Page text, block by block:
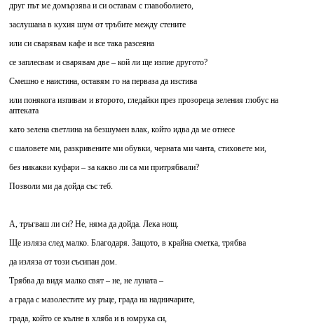
друг път ме домързява и си оставам с главоболието,
заслушана в кухия шум от тръбите между стените
или си сварявам кафе и все така разсеяна
се заплесвам и сварявам две – кой ли ще изпие другото?
Смешно е наистина, оставям го на перваза да изстива
или понякога изпивам и второто, гледайки през прозореца зеления глобус на
аптеката
като зелена светлина на безшумен влак, който идва да ме отнесе
с шаловете ми, разкривените ми обувки, черната ми чанта, стиховете ми,
без никакви куфари – за какво ли са ми притрябвали?
Позволи ми да дойда със теб.
А, тръгваш ли си? Не, няма да дойда. Лека нощ.
Ще изляза след малко. Благодаря. Защото, в крайна сметка, трябва
да изляза от този съсипан дом.
Трябва да видя малко свят – не, не луната –
а града с мазолестите му ръце, града на надничарите,
града, който се кълне в хляба и в юмрука си,